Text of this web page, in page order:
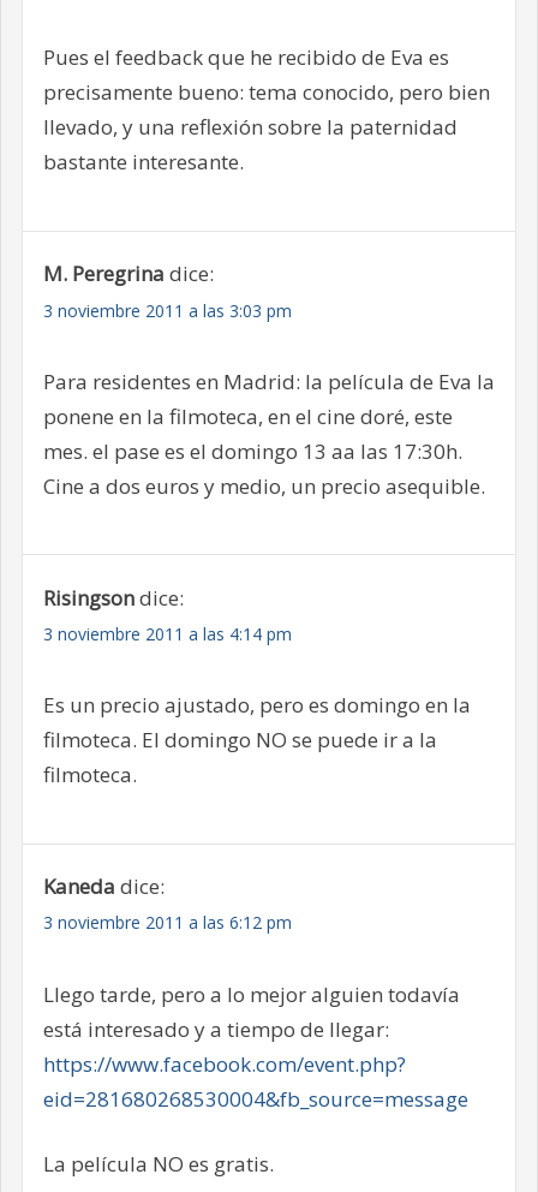
Pues el feedback que he recibido de Eva es
precisamente bueno: tema conocido, pero bien
llevado, y una reflexión sobre la paternidad
bastante interesante.
M. Peregrina dice:
3 noviembre 2011 a las 3:03 pm
Para residentes en Madrid: la película de Eva la
ponene en la filmoteca, en el cine doré, este
mes. el pase es el domingo 13 aa las 17:30h.
Cine a dos euros y medio, un precio asequible.
Risingsondice:
3 noviembre 2011 a las 4:14 pm
Es un precio ajustado, pero es domingo en la
filmoteca. El domingo NO se puede ir a la
filmoteca.
Kaneda dice:
3 noviembre 2011 a las 6:12 pm
Llego tarde, pero a lo mejor alguien todavía
está interesado y a tiempo de llegar:
https://www.facebook.com/event.php?
eid=281680268530004&fb_source=message
La película NO es gratis.